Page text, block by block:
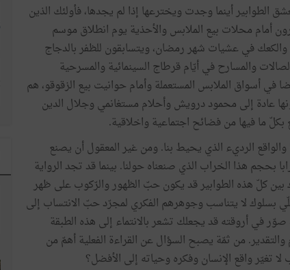
الطوابير أينما وجدت ويخترعها إذا لم يجدها، فأولئك الذين
أمام محلات بيع الملابس والأحذية يوم انطلاق موسم
في عشيات شهر رمضان، ويتسابقون للظفر بالدجاج
والمسارح في أيّام قرطاج السينمائية والمسرحية
في أسواق الملابس المستعملة وأمام حوانيت بيع الزقوقو، هم
عادة إلى محمود درويش وأحلام مستغانمي وجلال الدين
ما فيها من فضائح اجتماعية واخلاقية.
والواقع الرديء الذي يحيط بنا. ومن غير المعقول أن يصنع
بحجم هذا الخراب الذي صنعناه حولنا. بينما قد تجد الرواية
بين كلّ هذه الطوابير قد يكون حبّ الظهور والرّكوب على ظهر
بسلوك لا يتناسب وجوهرهم الفكري لمجرّد حبّ الانتساب إلى
صوّر في أروقته قد يجعلك تشعر بالانتماء إلى هذه الطبقة
والتقدير. من ثمّة يصبح السؤال عن القراءة الفعلية أهمّ من
تغيّر واقع الإنسان وفكره وحياته إلى الأفضل؟